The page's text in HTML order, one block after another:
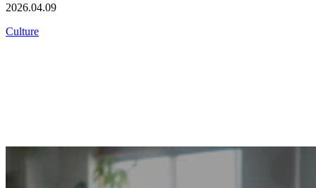
2026.04.09
Culture